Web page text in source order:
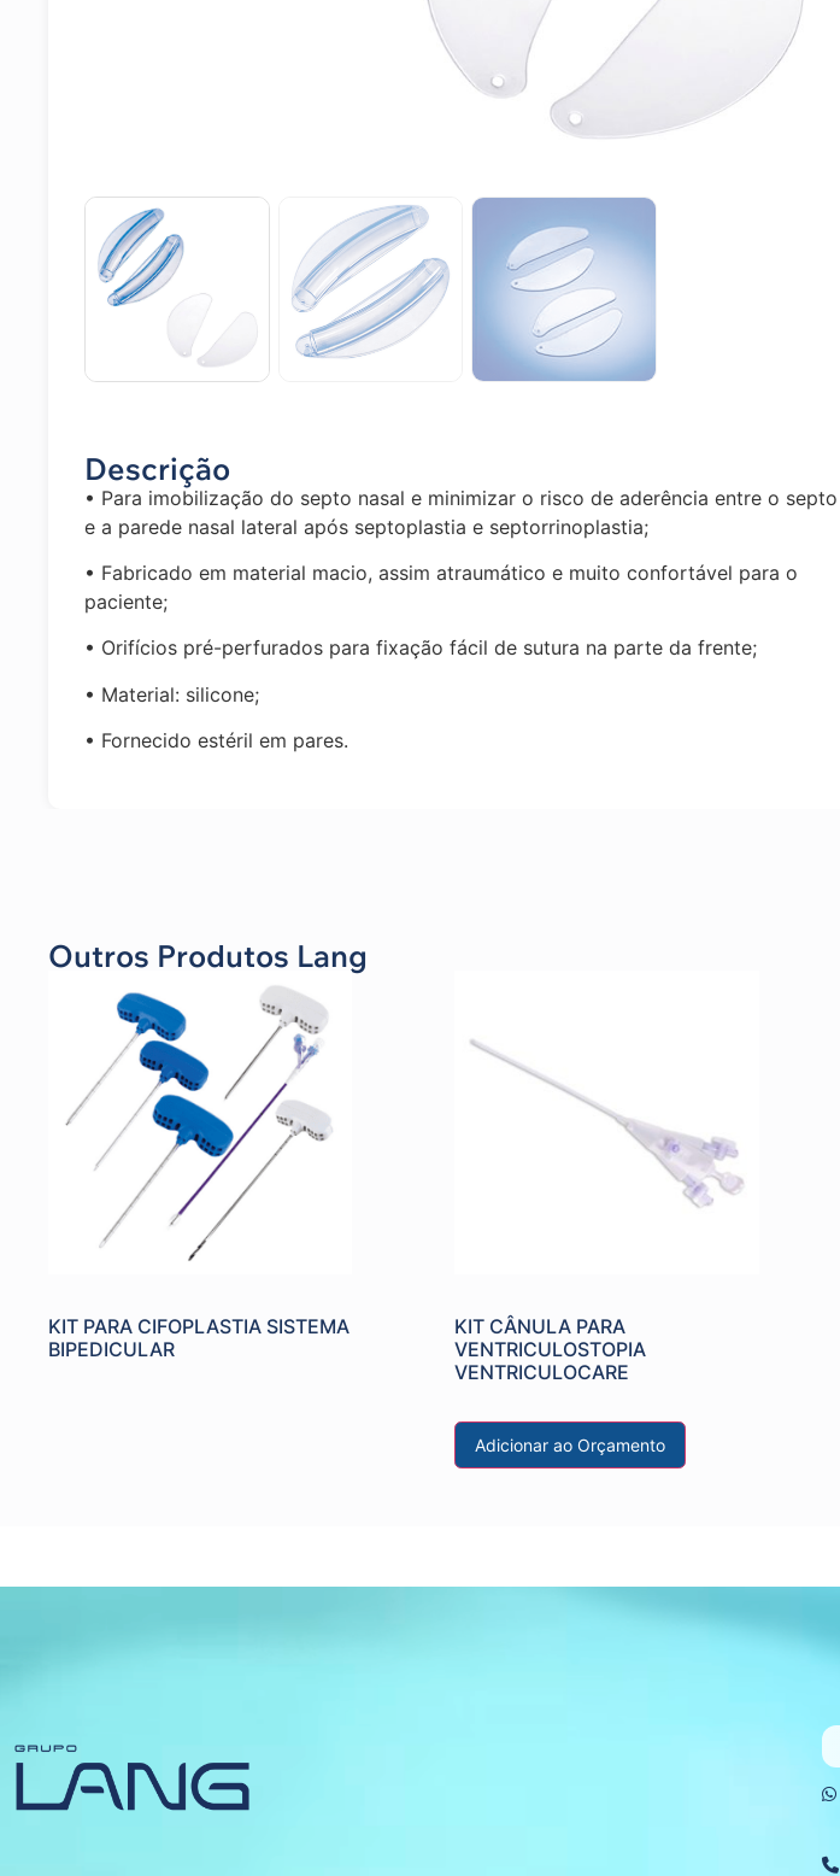
Descrição
• Para imobilização do septo nasal e minimizar o risco de aderência entre o septo
e a parede nasal lateral após septoplastia e septorrinoplastia;
• Fabricado em material macio, assim atraumático e muito confortável para o
paciente;
• Orifícios pré-perfurados para fixação fácil de sutura na parte da frente;
• Material: silicone;
• Fornecido estéril em pares.
Outros Produtos Lang
KIT PARA CIFOPLASTIA SISTEMA
BIPEDICULAR
KIT CÂNULA PARA
VENTRICULOSTOPIA
VENTRICULOCARE
Adicionar ao Orçamento